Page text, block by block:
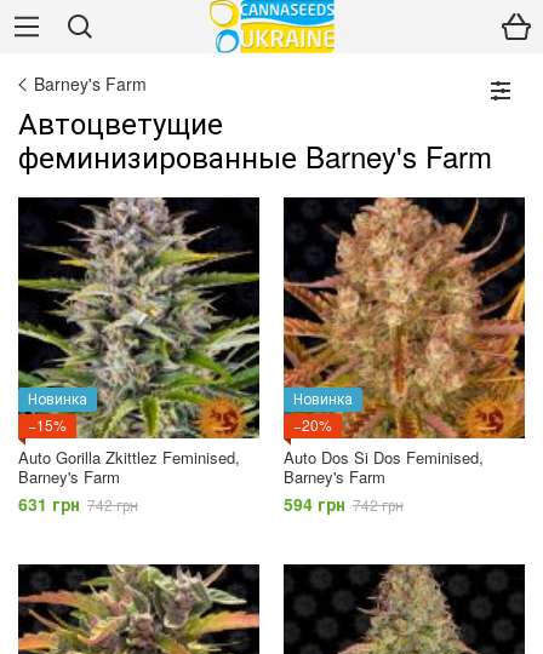
Barney's Farm
Автоцветущие
феминизированные Barney's Farm
Новинка
−15%
Auto Gorilla Zkittlez Feminised,
Barney's Farm
631 грн 742 грн
Новинка
−20%
Auto Dos Si Dos Feminised,
Barney's Farm
594 грн 742 грн